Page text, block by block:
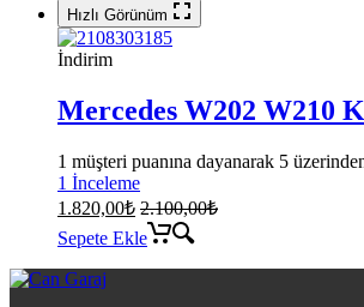
Hızlı Görünüm
İndirim
Mercedes W202 W210
1 müşteri puanına dayanarak 5
1 İnceleme
1.820,00₺ 2.100,00₺
Sepete Ekle